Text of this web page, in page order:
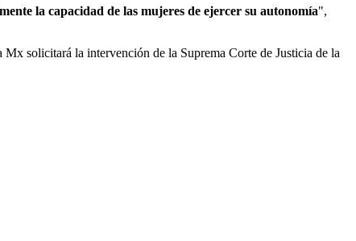
la capacidad de las mujeres de ejercer su autonomía",
solicitará la intervención de la Suprema Corte de Justicia de la